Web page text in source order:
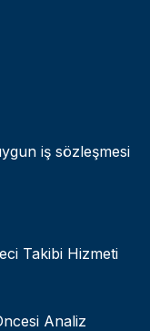
iş sözleşmesi
Takibi Hizmeti
Analiz